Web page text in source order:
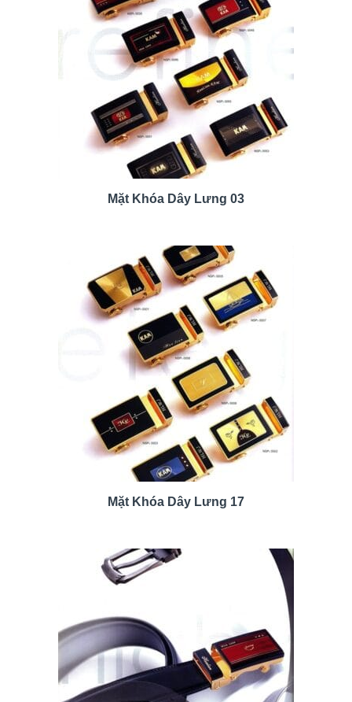
Mặt Khóa Dây Lưng 03
Mặt Khóa Dây Lưng 17